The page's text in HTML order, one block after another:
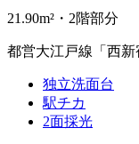
21.90m²・2階部分
都営大江戸線「西
独立洗面台
駅チカ
2面採光